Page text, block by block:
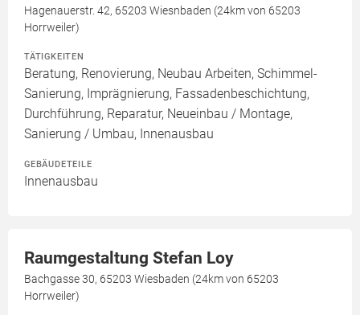
Hagenauerstr. 42, 65203 Wiesnbaden (24km von 65203
Horrweiler)
TÄTIGKEITEN
Beratung, Renovierung, Neubau Arbeiten, Schimmel-
Sanierung, Imprägnierung, Fassadenbeschichtung,
Durchführung, Reparatur, Neueinbau / Montage,
Sanierung / Umbau, Innenausbau
GEBÄUDETEILE
Innenausbau
Raumgestaltung Stefan Loy
Bachgasse 30, 65203 Wiesbaden (24km von 65203
Horrweiler)